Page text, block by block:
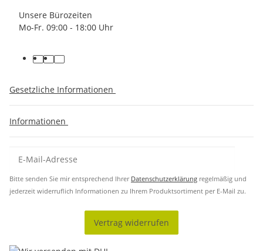
Unsere Bürozeiten
Mo-Fr. 09:00 - 18:00 Uhr
Gesetzliche Informationen
Informationen
Bitte senden Sie mir entsprechend Ihrer Datenschutzerklärung regelmäßig und
jederzeit widerruflich Informationen zu Ihrem Produktsortiment per E-Mail zu.
Vertrag widerrufen